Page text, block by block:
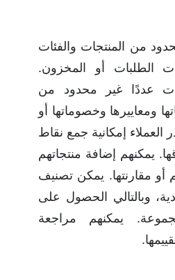
من المنتجات والفئات
الطلبات أو المخزون.
عددًا غير محدود من
ومعاييرها وخصوماتها أو
إمكانية جمع نقاط
يمكنهم إضافة منتجاتهم
أو مقارنتها. يمكن تصنيف
وبالتالي الحصول على
يمكنهم مراجعة